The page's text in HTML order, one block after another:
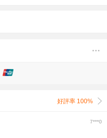
好評率 100%
7***0